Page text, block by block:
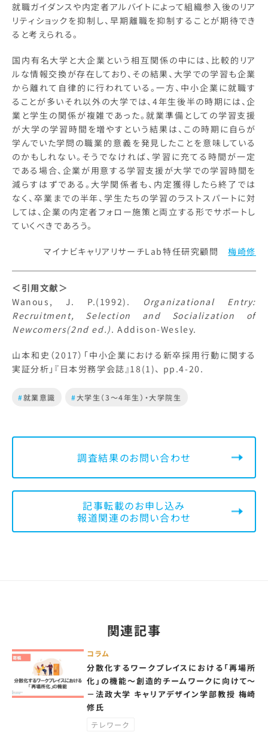
就職ガイダンスや内定者アルバイトによって組織参入後のリア
リティショックを抑制し、早期離職を抑制することが期待でき
ると考えられる。
国内有名大学と大企業という相互関係の中には、比較的リア
ルな情報交換が存在しており、その結果、大学での学習も企業
から離れて自律的に行われている。一方、中小企業に就職す
ることが多いそれ以外の大学では、4年生後半の時期には、企
業と学生の関係が複雑であった。就業準備としての学習支援
が大学の学習時間を増やすという結果は、この時期に自らが
学んでいた学問の職業的意義を発見したことを意味している
のかもしれない。そうでなければ、学習に充てる時間が一定
である場合、企業が用意する学習支援が大学での学習時間を
減らすはずである。大学関係者も、内定獲得したら終了では
なく、卒業までの半年、学生たちの学習のラストスパートに対
しては、企業の内定者フォロー施策と両立する形でサポートし
ていくべきであろう。
マイナビキャリアリサーチLab特任研究顧問梅崎修
＜引用文献＞
Wanous, J. P.(1992). Organizational Entry:
Recruitment, Selection and Socialization of
Newcomers(2nd ed.). Addison-Wesley.
山本和史（2017）「中小企業における新卒採用行動に関する
実証分析」『日本労務学会誌』18(1)、 pp.4-20.
#就業意識 #大学生（3～4年生）・大学院生
調査結果のお問い合わせ
記事転載のお申し込み
報道関連のお問い合わせ
関連記事
コラム
分散化するワークプレイスにおける「再場所
化」の機能～創造的チームワークに向けて～
－法政大学 キャリアデザイン学部教授 梅崎
修氏
テレワーク